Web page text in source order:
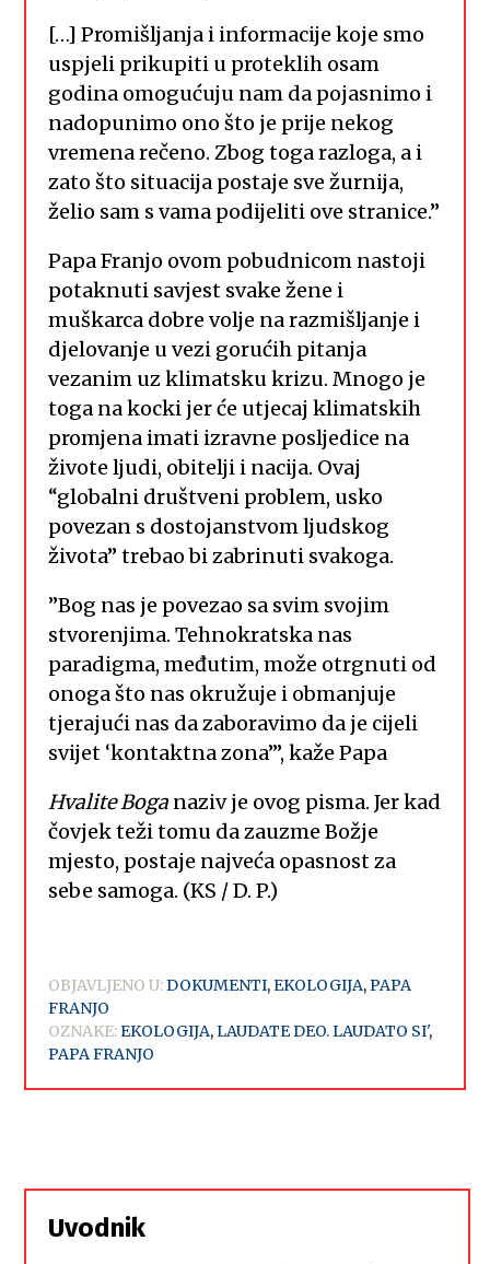
[…] Promišljanja i informacije koje smo
uspjeli prikupiti u proteklih osam
godina omogućuju nam da pojasnimo i
nadopunimo ono što je prije nekog
vremena rečeno. Zbog toga razloga, a i
zato što situacija postaje sve žurnija,
želio sam s vama podijeliti ove stranice.”
Papa Franjo ovom pobudnicom nastoji
potaknuti savjest svake žene i
muškarca dobre volje na razmišljanje i
djelovanje u vezi gorućih pitanja
vezanim uz klimatsku krizu. Mnogo je
toga na kocki jer će utjecaj klimatskih
promjena imati izravne posljedice na
živote ljudi, obitelji i nacija. Ovaj
“globalni društveni problem, usko
povezan s dostojanstvom ljudskog
života” trebao bi zabrinuti svakoga.
”Bog nas je povezao sa svim svojim
stvorenjima. Tehnokratska nas
paradigma, međutim, može otrgnuti od
onoga što nas okružuje i obmanjuje
tjerajući nas da zaboravimo da je cijeli
svijet ‘kontaktna zona”’, kaže Papa
Hvalite Boga naziv je ovog pisma. Jer kad
čovjek teži tomu da zauzme Božje
mjesto, postaje najveća opasnost za
sebe samoga. (KS / D. P.)
OBJAVLJENO U:DOKUMENTI,EKOLOGIJA,PAPA
FRANJO
OZNAKE:EKOLOGIJA,LAUDATE DEO. LAUDATO SI',
PAPA FRANJO
Uvodnik